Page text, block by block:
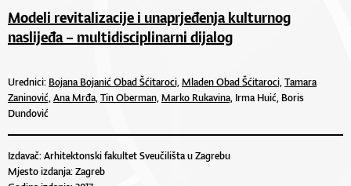
Modeli revitalizacije i unaprjeđenja kulturnog
naslijeđa – multidisciplinarni dijalog
Urednici: Bojana Bojanić Obad Šćitaroci,Mladen Obad Šćitaroci,Tamara
Zaninović,Ana Mrđa,Tin Oberman,Marko Rukavina, Irma Huić, Boris
Dundović
Izdavač: Arhitektonski fakultet Sveučilišta u Zagrebu
Mjesto izdanja: Zagreb